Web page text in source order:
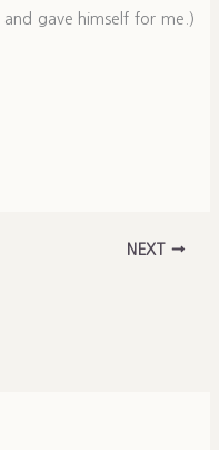
gave himself for me.)
NEXT